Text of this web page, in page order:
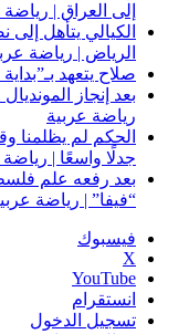
إلى العراق | رياضة
الرياض | رياضة
صلاح يتعهد
بعد إنجاز
رياضة عربية
الحكم لم يظلمنا
جدلًا واسعًا | رياضة
بعد رفعه علم
“فيفا” | رياضة
فيسبوك
‫X
‫YouTube
انستقرام
تسجيل الدخول